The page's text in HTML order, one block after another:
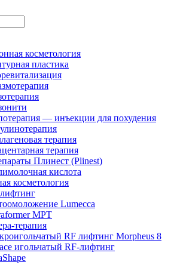
косметология
пластика
— инъекции для похудения
терапия
терапия
Плинест (Plinest)
кислота
косметология
Lumecca
MPT
терапия
RF лифтинг Morpheus 8
игольчатый RF-лифтинг